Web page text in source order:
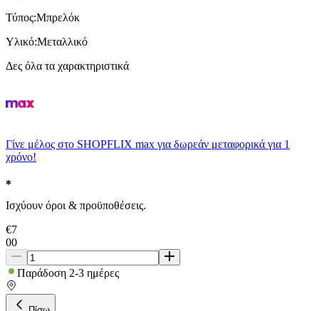
Τύπος:Μπρελόκ
Υλικό:Μεταλλικό
Δες όλα τα χαρακτηριστικά
Γίνε μέλος στο SHOPFLIX max για δωρεάν μεταφορικά για 1
χρόνο!
Ισχύουν όροι & προϋποθέσεις.
€7
00
Παράδοση 2-3 ημέρες